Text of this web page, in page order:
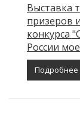
Выставка
призеров
конкурса
России
Подробнее